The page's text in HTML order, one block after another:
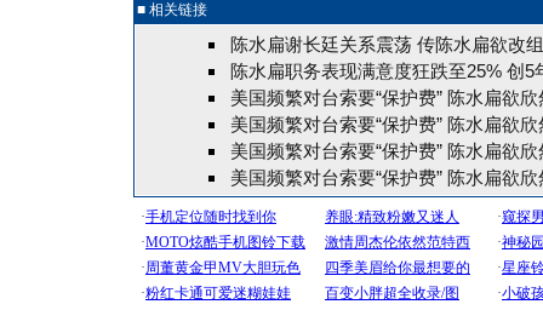
■ 相关链接
陈水扁谢长廷关系震荡 传陈水扁欲改组
陈水扁职务表现满意度狂跌至25% 创5
美国频繁对台索要“保护费” 陈水扁欲
美国频繁对台索要“保护费” 陈水扁欲
美国频繁对台索要“保护费” 陈水扁欲
美国频繁对台索要“保护费” 陈水扁欲